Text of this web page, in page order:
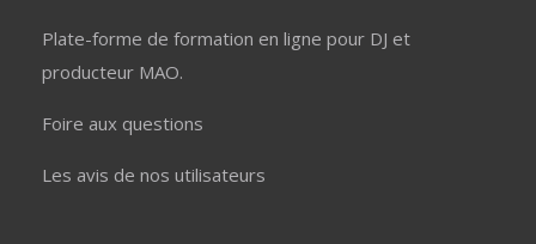
Plate-forme de formation en ligne pour DJ et
producteur MAO.
Foire aux questions
Les avis de nos utilisateurs